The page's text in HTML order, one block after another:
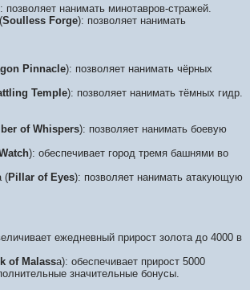
позволяет нанимать минотавров-стражей.
Soulless Forge): позволяет нанимать
Pinnacle): позволяет нанимать чёрных
Temple): позволяет нанимать тёмных гидр.
of Whispers): позволяет нанимать боевую
): обеспечивает город тремя башнями во
(Pillar of Eyes): позволяет нанимать атакующую
ежедневный прирост золота до 4000 в
of Malassa): обеспечивает прирост 5000
значительные бонусы.